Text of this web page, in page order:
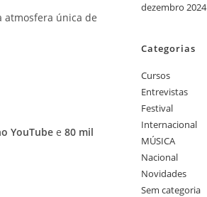
atmosfera única de
YouTube e 80 mil
dezembro 2024
Categorias
Cursos
Entrevistas
Festival
Internacional
MÚSICA
Nacional
Novidades
Sem categoria